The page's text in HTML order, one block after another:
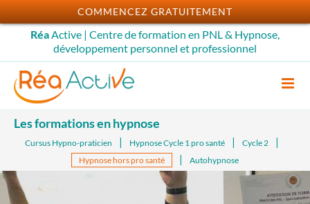
Passer
au
contenu
RéaActive | Centre de formation en PNL & Hypnose,
développement personnel et professionnel
Les formations en hypnose
Cursus Hypno-praticien Hypnose Cycle 1 pro santé
Cycle 2
Hypnose hors pro santé
Autohypnose
COMMENCEZ GRATUITEMENT